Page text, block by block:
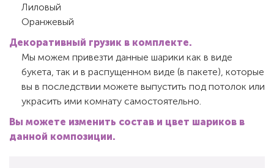
Лиловый
Оранжевый
Декоративный грузик в комплекте.
Мы можем привезти данные шарики как в виде
букета, так и в распущенном виде (в пакете), которые
вы в последствии можете выпустить под потолок или
украсить ими комнату самостоятельно.
Вы можете изменить состав и цвет шариков в
данной композиции.